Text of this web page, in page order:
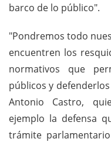
barco de lo público".
"Pondremos todo
encuentren los
normativos que
públicos y
Antonio Castro,
ejemplo la defensa
trámite